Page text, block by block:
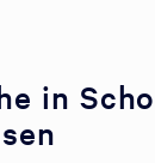
in